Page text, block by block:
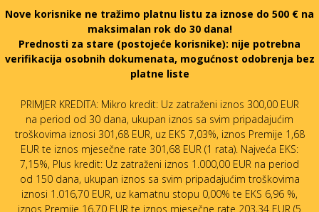
Nove korisnike ne tražimo platnu listu za iznose do 500 € na
maksimalan rok do 30 dana!
Prednosti za stare (postojeće korisnike): nije potrebna
verifikacija osobnih dokumenata, mogućnost odobrenja bez
platne liste
PRIMJER KREDITA: Mikro kredit: Uz zatraženi iznos 300,00 EUR
na period od 30 dana, ukupan iznos sa svim pripadajućim
troškovima iznosi 301,68 EUR, uz EKS 7,03%, iznos Premije 1,68
EUR te iznos mjesečne rate 301,68 EUR (1 rata). Najveća EKS:
7,15%, Plus kredit: Uz zatraženi iznos 1.000,00 EUR na period
od 150 dana, ukupan iznos sa svim pripadajućim troškovima
iznosi 1.016,70 EUR, uz kamatnu stopu 0,00% te EKS 6,96 %,
iznos Premije 16,70 EUR te iznos mjesečne rate 203,34 EUR (5